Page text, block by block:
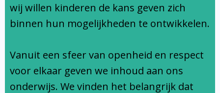
Ondersteuningsprofiel
wij willen kinderen de kans geven zich
binnen hun mogelijkheden te ontwikkelen.
Vanuit een sfeer van openheid en respect
voor elkaar geven we inhoud aan ons
onderwijs. We vinden het belangrijk dat